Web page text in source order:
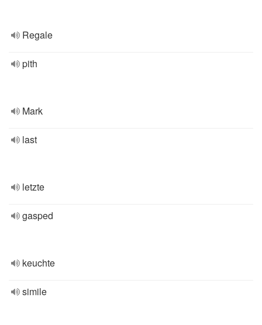
Regale
pith
Mark
last
letzte
gasped
keuchte
simile